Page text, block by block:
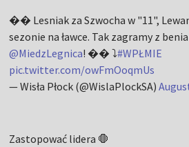
�� Lesniak za Szwocha w "11",
sezonie na ławce. Tak zagramy z
@MiedzLegnica! �� ⤵#WPŁMIE
pic.twitter.com/owFmOoqmUs
— Wisła Płock (@WislaPlockSA)
Zastopować lidera 🛑